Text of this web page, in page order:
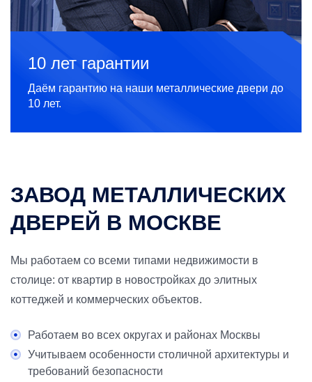
10 лет гарантии
Даём гарантию на наши металлические двери до
10 лет.
ЗАВОД МЕТАЛЛИЧЕСКИХ
ДВЕРЕЙ В МОСКВЕ
Мы работаем со всеми типами недвижимости в
столице: от квартир в новостройках до элитных
коттеджей и коммерческих объектов.
Работаем во всех округах и районах Москвы
Учитываем особенности столичной архитектуры и
требований безопасности